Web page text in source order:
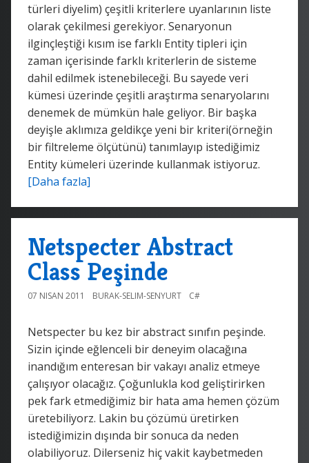
türleri diyelim) çeşitli kriterlere uyanlarının liste
olarak çekilmesi gerekiyor. Senaryonun
ilginçleştiği kısım ise farklı Entity tipleri için
zaman içerisinde farklı kriterlerin de sisteme
dahil edilmek istenebileceği. Bu sayede veri
kümesi üzerinde çeşitli araştırma senaryolarını
denemek de mümkün hale geliyor. Bir başka
deyişle aklımıza geldikçe yeni bir kriteri(örneğin
bir filtreleme ölçütünü) tanımlayıp istediğimiz
Entity kümeleri üzerinde kullanmak istiyoruz.
[Daha fazla]
Netspecter Abstract
Class Peşinde
07 NISAN 2011 BURAK-SELIM-SENYURT C#
Netspecter bu kez bir abstract sınıfın peşinde.
Sizin içinde eğlenceli bir deneyim olacağına
inandığım enteresan bir vakayı analiz etmeye
çalışıyor olacağız. Çoğunlukla kod geliştirirken
pek fark etmediğimiz bir hata ama hemen çözüm
üretebiliyorz. Lakin bu çözümü üretirken
istediğimizin dışında bir sonuca da neden
olabiliyoruz. Dilerseniz hiç vakit kaybetmeden